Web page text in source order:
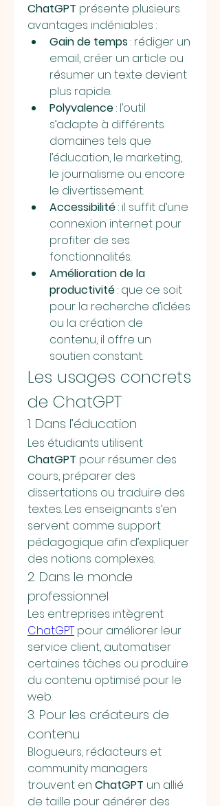
ChatGPT présente plusieurs
avantages indéniables :
Gain de temps : rédiger un
email, créer un article ou
résumer un texte devient
plus rapide.
Polyvalence : l’outil
s’adapte à différents
domaines tels que
l’éducation, le marketing,
le journalisme ou encore
le divertissement.
Accessibilité : il suffit d’une
connexion internet pour
profiter de ses
fonctionnalités.
Amélioration de la
productivité : que ce soit
pour la recherche d’idées
ou la création de
contenu, il offre un
soutien constant.
Les usages concrets
de ChatGPT
1. Dans l’éducation
ChatGPT pour résumer des
cours, préparer des
dissertations ou traduire des
textes. Les enseignants s’en
servent comme support
pédagogique afin d’expliquer
des notions complexes.
2. Dans le monde
professionnel
ChatGPT pour améliorer leur
service client, automatiser
certaines tâches ou produire
du contenu optimisé pour le
web.
3. Pour les créateurs de
contenu
Blogueurs, rédacteurs et
community managers
trouvent en ChatGPT un allié
de taille pour générer des